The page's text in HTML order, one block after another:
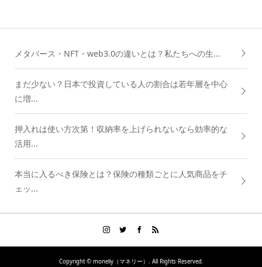
メタバース・NFT・web3.0の違いとは？私たちへの生...
まだ少ない？日本で投資している人の割合は若年層を中心
に増...
押入れは使い方次第！収納率を上げられないなら効率的な
活用...
本当に入るべき保険とは？保険の種類ごとに人気商品をチ
ェッ...
Copyright ©moneliy（マネリー）. All Rights Reserved.